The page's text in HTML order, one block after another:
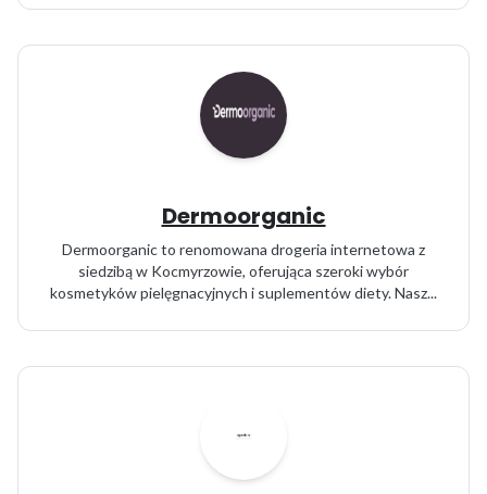
Dermoorganic
Dermoorganic to renomowana drogeria internetowa z
siedzibą w Kocmyrzowie, oferująca szeroki wybór
kosmetyków pielęgnacyjnych i suplementów diety. Nasz...